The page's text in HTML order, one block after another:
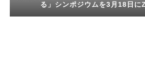
る」シンポジウムを3月18日に